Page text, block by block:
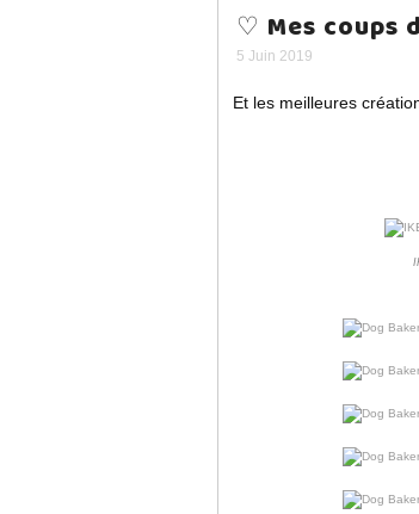
♡ Mes coups
5 Juin 2019
Et les meilleures